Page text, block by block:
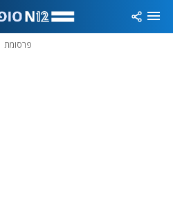
פרסומת